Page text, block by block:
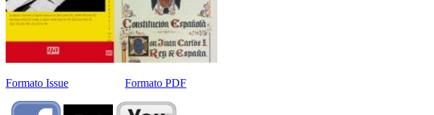
Formato Issue Formato PDF